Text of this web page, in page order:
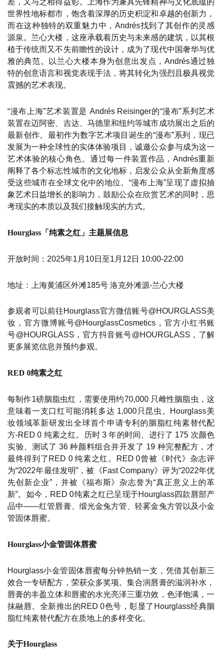
差，又与之相得益彰。上海作为兼具先锋精神与文化底蕴的
世界性地标都市，饱含着深厚的历史积淀和卓越的创新力，
而在这种独特的双重魅力中，Andrés找到了其创作的灵感
源泉。兰心大楼，这座承载着历史与未来感的建筑，以其根
植于传统而又不失前瞻性的设计，成为了现代中国奢华与优
雅的典范。以兰心大楼本身为创意出发点，Andrés通过独
特的创意语言和视觉表现手法，将其转化为强烈且极具视觉
震撼的艺术表现。
“漫布上海”艺术装置是 Andrés Reisinger的“漫布”系列艺术
装置在迈阿密、吉达、马德里和纽约等城市成功展出之后的
最新创作。最初作为数字艺术项目诞生的“漫布”系列，现已
发展为一种全球性的实体体验项目，诚邀公众参与成为这一
艺术体验的核心角色。通过每一件装置作品，Andrés重新
阐释了各个标志性城市的文化地标，启发公众从全新角度感
受这些城市在全球文化中的地位。“漫布上海”呈现了虚拟抽
象艺术日益增长的影响力，鼓励公众在欣赏艺术的同时，思
考现实的本质以及我们接触现实的方式。
Hourglass「纯素之红」主题展信息
开放时间：2025年1月10日至1月12日 10:00-22:00
地址：上海黄浦区外滩185号 洛克外滩源-兰心大楼
参观者可以前往Hourglass官方微信账号@HOURGLASS美
妆，官方微博账号@HourglassCosmetics，官方小红书账
号@HOURGLASS，官方抖音账号@HOURGLASS，了解
更多展览信息并预约参观。
RED 0纯素之红
每制作1磅胭脂虫红，需要使用约70,000 只雌性胭脂虫，这
意味着一支口红可能消耗多达 1,000只昆虫。Hourglass美
妆领域革新研发出全球首个申请专利的胭脂红纯素替代配
方-RED 0 纯素之红。历时 3 年的时间、进行了 175 次颜色
实验、测试了 36 种颜料组合并开发了 19 种完整配方，才
最终得到了RED 0 纯素之红。RED 0曾被《时代》杂志评
为“2022年最佳发明”，被《Fast Company》评为“2022年优
先创新企业”，并被《福布斯》杂志誉为“真正意义上的革
新”。如今，RED 0纯素之红已呈现于Hourglass四款唇部产
品中——红管唇膏、缎光金兔方管、轻雾金兔方管以及小金
管固体唇蜜。
Hourglass小金管固体唇蜜
Hourglass小金管固体唇蜜每分钟热销一支，凭借其创新三
效合一专研配方，荣获众多奖项。集合润唇膏的滋润补水，
唇膏的丰盈立体和唇蜜的水光亮泽三重功效，色泽饱满，一
抹融唇。全新推出的RED 0色号，彰显了Hourglass经典胭
脂红纯素替代配方在质地上的多样变化。
关于Hourglass